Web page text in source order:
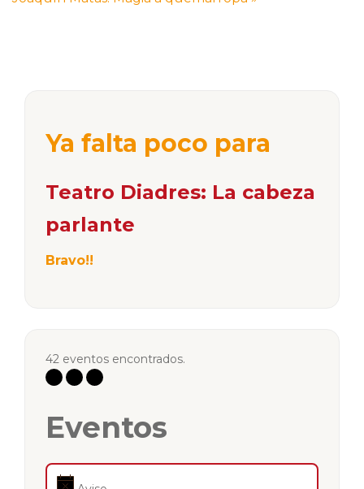
Ya falta poco para
Teatro Diadres: La cabeza
parlante
Bravo!!
42 eventos encontrados.
Eventos